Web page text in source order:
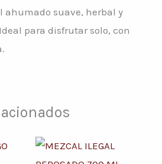
ahumado suave, herbal y
para disfrutar solo, con